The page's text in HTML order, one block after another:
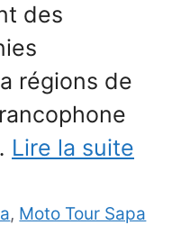
des
régions de
Lire la suite
, Moto Tour Sapa